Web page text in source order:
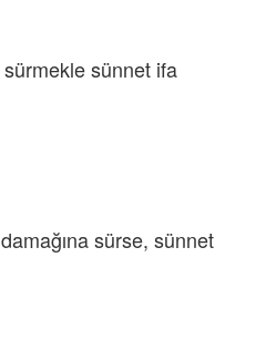
sünnet ifa
sürse, sünnet